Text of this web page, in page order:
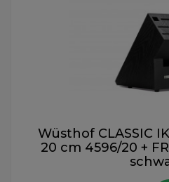
Wüsthof CLASSIC
20 cm 4596/20 +